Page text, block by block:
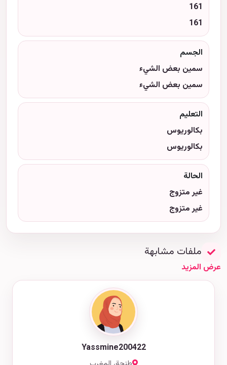
161
161
الجسم
سمين بعض الشيء
سمين بعض الشيء
التعليم
بكالوريوس
بكالوريوس
الحالة
غير متزوج
غير متزوج
ملفات مشابهة
عرض المزيد
Yassmine200422